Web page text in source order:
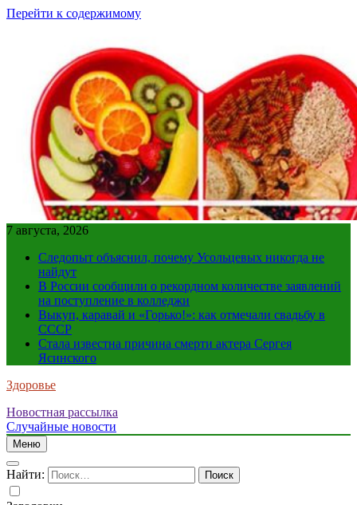
Перейти к содержимому
7 августа, 2026
Следопыт объяснил, почему Усольцевых никогда не
найдут
В России сообщили о рекордном количестве заявлений
на поступление в колледжи
Выкуп, каравай и «Горько!»: как отмечали свадьбу в
СССР
Стала известна причина смерти актера Сергея
Ясинского
Здоровье
Новостная рассылка
Случайные новости
Меню
Найти: